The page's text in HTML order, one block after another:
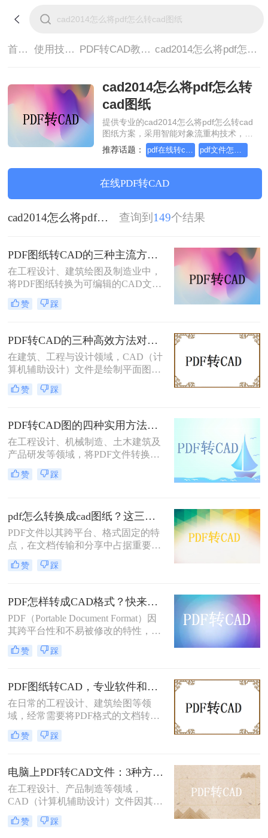
首页> 使用技巧> PDF转CAD教程> cad2014怎么将pdf怎么转cad图纸
cad2014怎么将pdf怎么转
cad图纸
提供专业的cad2014怎么将pdf怎么转cad
图纸方案，采用智能对象流重构技术，确
保文档1:1高保真还原且排版不乱码。支持
一键批量处理，全链路 SSL 加密保障隐私
安全。助您快速实现cad2014怎么将pdf怎
么转cad图纸，无需安装，高效办公。
推荐话题：
在线PDF转CAD
cad2014怎么将pdf怎么转cad图纸 查询到 149个结果
PDF图纸转CAD的三种主流方法对比（2026实用版）：选对工具效率翻倍！
在工程设计、建筑绘图及制造业中，
将PDF图纸转换为可编辑的CAD文件
是高频刚需。面对多种转换途径，如
何根据自身场景快速选择？本文先给
逐一详解操作步骤，助你高效决策。
赞 踩
PDF转CAD的三种高效方法对比：精准转换、可编辑、保图层！
在建筑、工程与设计领域，CAD（计
算机辅助设计）文件是绘制平面图、
结构图及施工图的核心载体。然而，
我们经常收到客户或协作方发来的
接用 CAD 软件编辑。因此，将 PDF
转换为可编辑的 DWG/DXF 格式 成
为设计人员的刚需。但转换质量参差
不齐：有的丢失线条，有的图层混
乱，甚至文字变成乱码。本文从 转换
精度、图层保留、操作难度、文件安
赞 踩
PDF转CAD图的四种实用方法对比（2026最新版）：按需选择，效率至上！
在工程设计、机械制造、土木建筑及
产品研发等领域，将PDF文件转换为
可编辑的CAD图纸（DWG/DXF）是
一项极其常见的操作。CAD（计算机
形，而这些图形广泛用于生产制造、
施工落地等环节。面对不同格式、不
同复杂度的PDF图纸，如何选择最合
成果质量。本文先给出四种主流方法
赞 踩
pdf怎么转换成cad图纸？这三种方法不妨试试！
PDF文件以其跨平台、格式固定的特
点，在文档传输和分享中占据重要地
位。然而，当需要对PDF中的图纸进
行编辑或设计时，通常需要将其转换
CAD图纸呢？本文将为您介绍三种实
用的pdf转cad图纸的方法，帮助您轻
松实现这一目标。
赞 踩
PDF怎样转成CAD格式？快来学习这2个实用方法吧！
PDF（Portable Document Format）因
其跨平台性和不易被修改的特性，在
工程图纸的分享和存储中广泛应用。
然而，在工程设计和制造领域，
因其可编辑性和精确性成为行业标
准。因此，将PDF图纸转换成CAD格
式成为许多设计师和工程师的常见需
求。那么PDF怎样转成CAD格式呢？
本文将介绍两种将PDF转换成CAD格
式的方法。
赞 踩
PDF图纸转CAD，专业软件和AutoCAD导入哪个更合适！
在日常的工程设计、建筑绘图等领
域，经常需要将PDF格式的文档转换
为CAD（Computer-Aided Design）文
件，以便进行进一步的编辑和修改。
内容稳定性而广受欢迎，但CAD文件
则因其专业的绘图和编辑功能而备受
青睐。那么PDF文件怎么转换成CAD
文件呢？本文将介绍两种将PDF文件
转换为CAD文件的方法。
赞 踩
电脑上PDF转CAD文件：3种方法按文件大小选，大的别用在线工具！
在工程设计、产品制造等领域，
CAD（计算机辅助设计）文件因其强
大的图形处理与设计能力发挥着不可
替代的作用。然而，有时我们拿到的
赞 踩